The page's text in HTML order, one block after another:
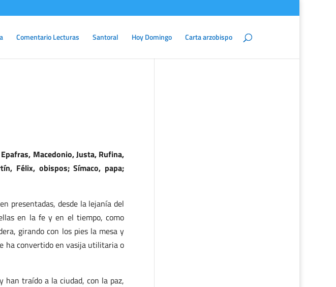
Comentario Lecturas Santoral Hoy Domingo Carta arzobispo
Macedonio, Justa, Rufina,
Félix, obispos; Símaco, papa;
presentadas, desde la lejanía del
en la fe y en el tiempo, como
girando con los pies la mesa y
ha convertido en vasija utilitaria o
han traído a la ciudad, con la paz,